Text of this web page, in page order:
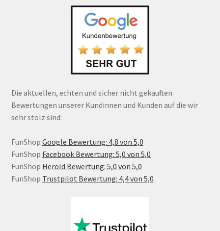
Die aktuellen, echten und sicher nicht gekauften
Bewertungen unserer Kundinnen und Kunden auf die wir
sehr stolz sind:
FunShop Google Bewertung: 4,8 von 5,0
FunShop Facebook Bewertung: 5,0 von 5,0
FunShop Herold Bewertung: 5,0 von 5,0
FunShop Trustpilot Bewertung: 4,4 von 5,0